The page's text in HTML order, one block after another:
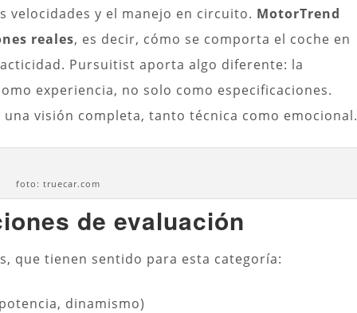
velocidades y el manejo en circuito. MotorTrend
reales, es decir, cómo se comporta el coche en
Pursuitist aporta algo diferente: la
experiencia, no solo como especificaciones.
visión completa, tanto técnica como emocional.
foto: truecar.com
de evaluación
que tienen sentido para esta categoría:
dinamismo)